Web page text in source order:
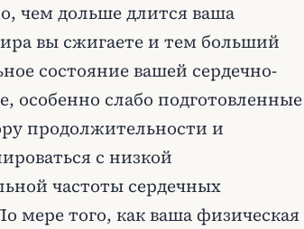
чем дольше длится ваша
вы сжигаете и тем больший
состояние вашей сердечно-
особенно слабо подготовленные
продолжительности и
с низкой
частоты сердечных
мере того, как ваша физическая